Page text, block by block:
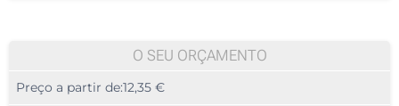
Transferência digital a cores (Num lado)
Calcular preço
O SEU ORÇAMENTO
Preço a partir de:12,35 €